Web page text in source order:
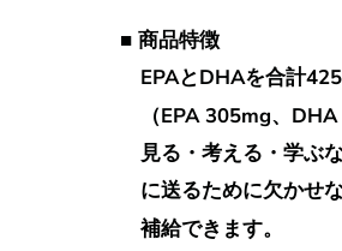
■ 商品特徴
EPAとDHAを合計
（EPA 305mg、DHA
見る・考える・学ぶ
に送るために欠かせ
補給できます。